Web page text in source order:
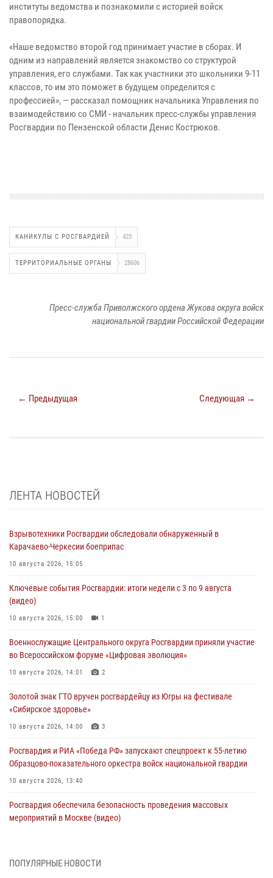
институты ведомства и познакомили с историей войск
правопорядка.
«Наше ведомство второй год принимает участие в сборах. И
одним из направлений является знакомство со структурой
управления, его службами. Так как участники это школьники 9-11
классов, то им это поможет в будущем определится с
профессией», — рассказал помощник начальника Управления по
взаимодействию со СМИ - начальник пресс-службы управления
Росгвардии по Пензенской области Денис Кострюков.
КАНИКУЛЫ С РОСГВАРДИЕЙ 423
ТЕРРИТОРИАЛЬНЫЕ ОРГАНЫ 28606
Пресс-служба Приволжского ордена Жукова округа войск
национальной гвардии Российской Федерации
← Предыдущая Следующая →
ЛЕНТА НОВОСТЕЙ
Взрывотехники Росгвардии обследовали обнаруженный в
Карачаево-Черкесии боеприпас
10 августа 2026, 15:05
Ключевые события Росгвардии: итоги недели с 3 по 9 августа
(видео)
10 августа 2026, 15:00 1
Военнослужащие Центрального округа Росгвардии приняли участие
во Всероссийском форуме «Цифровая эволюция»
10 августа 2026, 14:01 2
Золотой знак ГТО вручен росгвардейцу из Югры на фестивале
«Сибирское здоровье»
10 августа 2026, 14:00 3
Росгвардия и РИА «Победа РФ» запускают спецпроект к 55-летию
Образцово-показательного оркестра войск национальной гвардии
10 августа 2026, 13:40
Росгвардия обеспечила безопасность проведения массовых
мероприятий в Москве (видео)
В Югре росгвардейцы приняли участие в памятном мероприятии,
ПОПУЛЯРНЫЕ НОВОСТИ